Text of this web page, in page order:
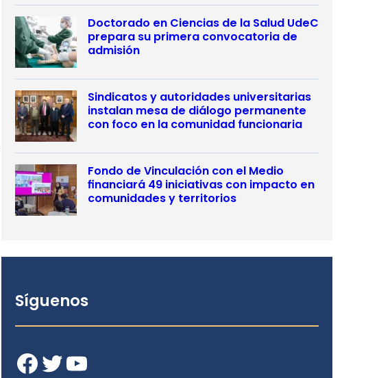
Doctorado en Ciencias de la Salud UdeC
prepara su primera convocatoria de
admisión
Sindicatos y autoridades universitarias
instalan mesa de diálogo permanente
con foco en la comunidad funcionaria
Fondo de Vinculación con el Medio
financiará 49 iniciativas con impacto en
comunidades y territorios
Síguenos
Facebook Twitter YouTube